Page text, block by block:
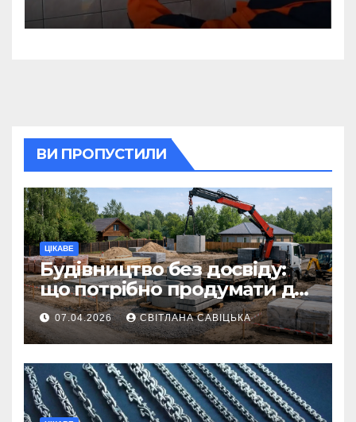
встановлення лічильників
ВИ ПРОПУСТИЛИ
ЦІКАВЕ
Будівництво без досвіду:
що потрібно продумати до
першої доставки на
ділянку
07.04.2026 СВІТЛАНА САВІЦЬКА